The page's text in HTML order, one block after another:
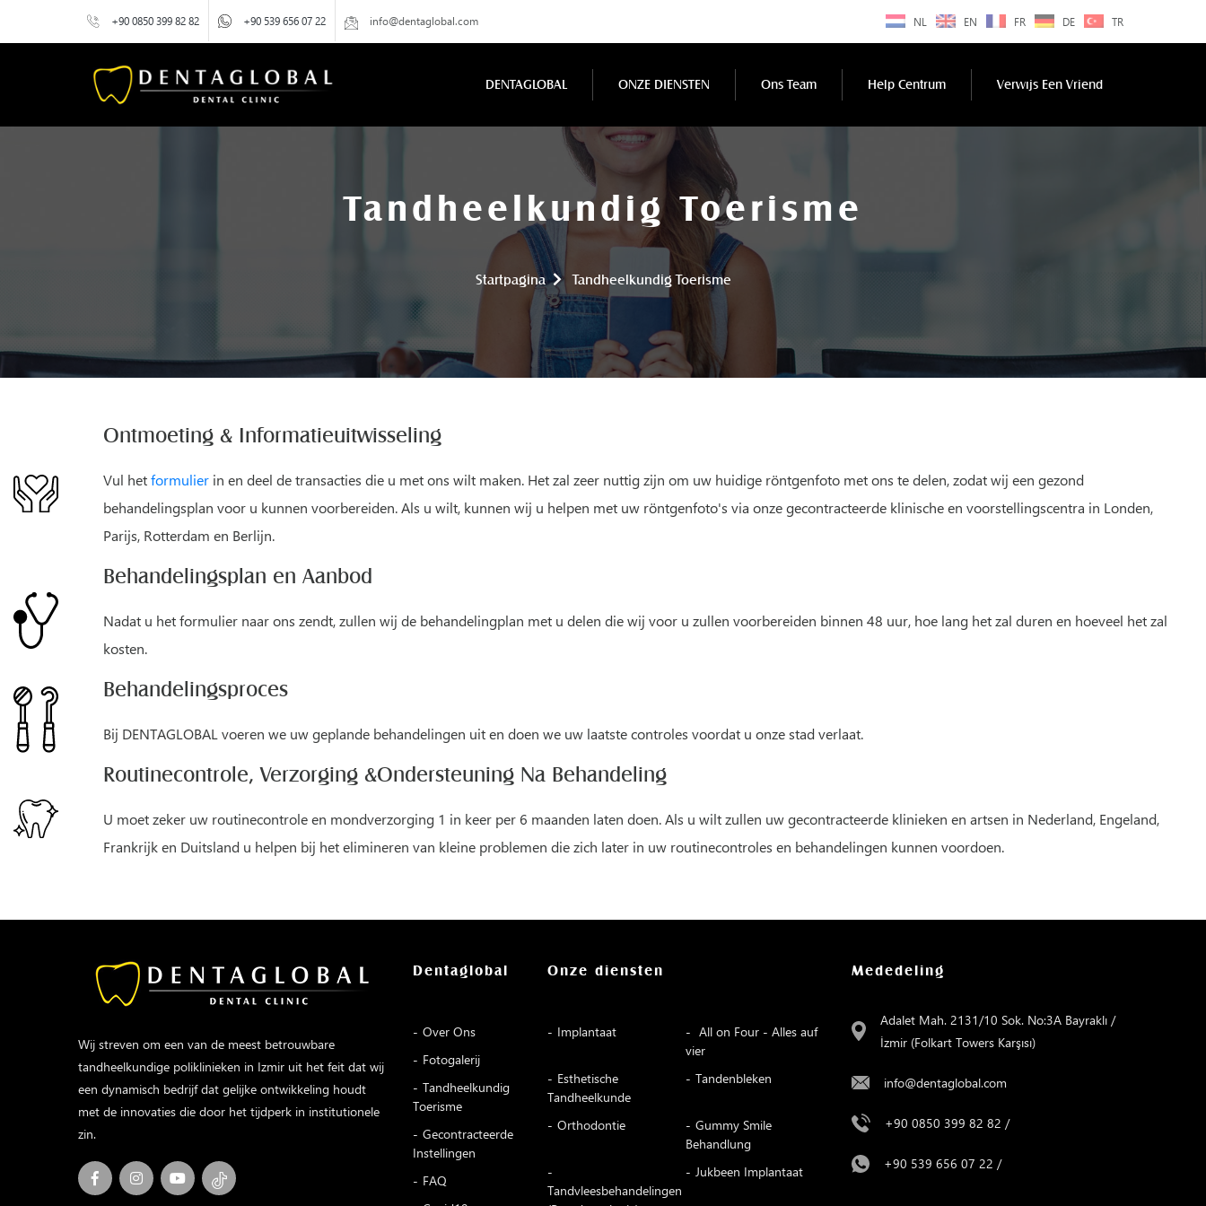
+90 0850 399 82 82 +90 539 656 07 22 info@dentaglobal.com NL EN FR DE TR
DENTAGLOBAL ONZE DIENSTEN Ons Team Help Centrum Verwıjs Een Vriend
Tandheelkundig Toerisme
Startpagina Tandheelkundig Toerisme
Ontmoeting & Informatieuitwisseling
Vul hetformulier in en deel de transacties die u met ons wilt maken. Het zal zeer nuttig zijn om uw huidige röntgenfoto met ons te delen, zodat wij een gezond
behandelingsplan voor u kunnen voorbereiden. Als u wilt, kunnen wij u helpen met uw röntgenfoto's via onze gecontracteerde klinische en voorstellingscentra in Londen,
Parijs, Rotterdam en Berlijn.
Behandelingsplan en Aanbod
Nadat u het formulier naar ons zendt, zullen wij de behandelingplan met u delen die wij voor u zullen voorbereiden binnen 48 uur, hoe lang het zal duren en hoeveel het zal
kosten.
Behandelingsproces
Bij DENTAGLOBAL voeren we uw geplande behandelingen uit en doen we uw laatste controles voordat u onze stad verlaat.
Routinecontrole, Verzorging &Ondersteuning Na Behandeling
U moet zeker uw routinecontrole en mondverzorging 1 in keer per 6 maanden laten doen. Als u wilt zullen uw gecontracteerde klinieken en artsen in Nederland, Engeland,
Frankrijk en Duitsland u helpen bij het elimineren van kleine problemen die zich later in uw routinecontroles en behandelingen kunnen voordoen.
Wij streven om een van de meest betrouwbare
tandheelkundige poliklinieken in Izmir uit het feit dat wij
een dynamisch bedrijf dat gelijke ontwikkeling houdt
met de innovaties die door het tijdperk in institutionele
zin.
Dentaglobal
Over Ons
Fotogalerij
Tandheelkundig
Toerisme
Gecontracteerde
Instellingen
FAQ
Onze diensten
Implantaat
All on Four - Alles auf
vier
Esthetische
Tandheelkunde
Tandenbleken
Orthodontie
Gummy Smile
Behandlung
Tandvleesbehandelingen
Jukbeen Implantaat
Mededeling
Adalet Mah. 2131/10 Sok. No:3A Bayraklı /
İzmir (Folkart Towers Karşısı)
info@dentaglobal.com
+90 0850 399 82 82 /
+90 539 656 07 22 /